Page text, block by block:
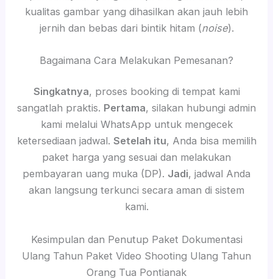
kualitas gambar yang dihasilkan akan jauh lebih
jernih dan bebas dari bintik hitam (noise).
Bagaimana Cara Melakukan Pemesanan?
Singkatnya, proses booking di tempat kami
sangatlah praktis. Pertama, silakan hubungi admin
kami melalui WhatsApp untuk mengecek
ketersediaan jadwal. Setelah itu, Anda bisa memilih
paket harga yang sesuai dan melakukan
pembayaran uang muka (DP). Jadi, jadwal Anda
akan langsung terkunci secara aman di sistem
kami.
Kesimpulan dan Penutup Paket Dokumentasi
Ulang Tahun Paket Video Shooting Ulang Tahun
Orang Tua Pontianak